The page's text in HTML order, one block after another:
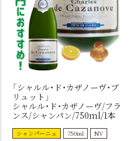
「シャルル・ド・カザノーヴ・ブ
リュット」
シャルル・ド・カザノーヴ/フラ
ンス/シャンパン/750ml/1本
シャンパーニュ 750ml
NV